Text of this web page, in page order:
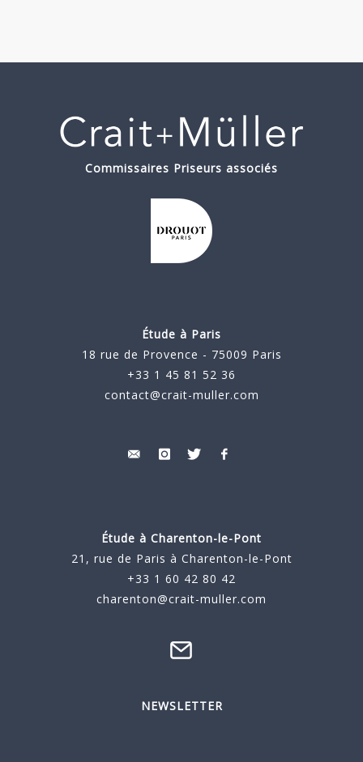
Commissaires Priseurs associés
Étude à Paris
18 rue de Provence - 75009 Paris
+33 1 45 81 52 36
contact@crait-muller.com
Étude à Charenton-le-Pont
21, rue de Paris à Charenton-le-Pont
+33 1 60 42 80 42
charenton@crait-muller.com
NEWSLETTER